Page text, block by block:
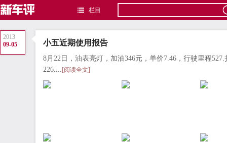
栏目
2013
09-05
小五近期使用报告
8月22日，油表亮灯，加油346元，单价7.46，行驶里程
226.... [阅读全文]